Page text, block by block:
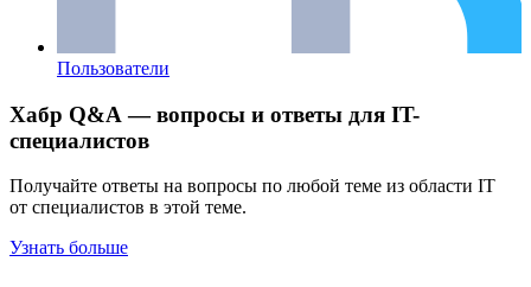
Пользователи
Хабр Q&A — вопросы и ответы для IT-
специалистов
Получайте ответы на вопросы по любой теме из области IT
от специалистов в этой теме.
Узнать больше